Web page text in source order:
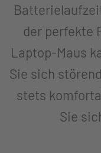
der perfekte
Laptop-Maus
Sie sich
stets
Sie